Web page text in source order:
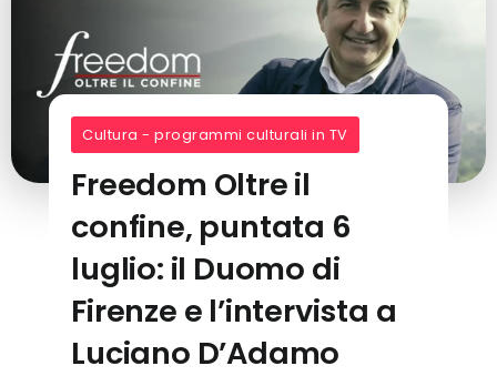
Cultura - programmi culturali in TV
Freedom Oltre il
confine, puntata 6
luglio: il Duomo di
Firenze e l’intervista a
Luciano D’Adamo